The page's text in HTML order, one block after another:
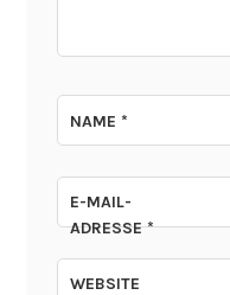
NAME*
E-MAIL-
ADRESSE*
WEBSITE